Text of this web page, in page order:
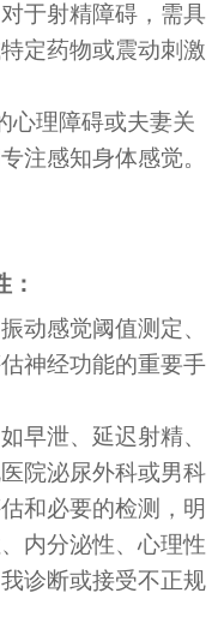
于射精障碍，需具
定药物或震动刺激
心理障碍或夫妻关
注感知身体感觉。
：
动感觉阈值测定、
神经功能的重要手
早泄、延迟射精、
院泌尿外科或男科
和必要的检测，明
内分泌性、心理性
诊断或接受不正规